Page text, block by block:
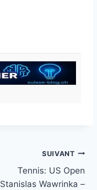
SUIVANT
Tennis: US Open
Stanislas Wawrinka –